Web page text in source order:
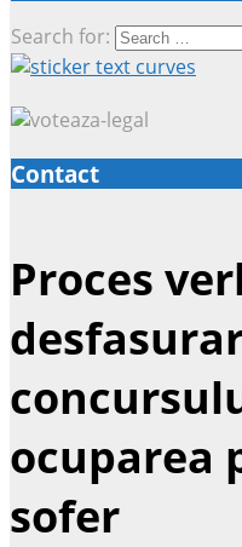
Search for:
Contact
Proces
ocuparea
sofer